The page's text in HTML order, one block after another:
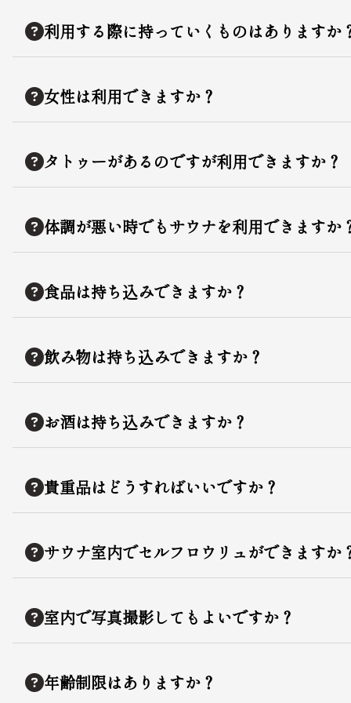
利用する際に持っていくものはありますか
女性は利用できますか？
タトゥーがあるのですが利用できますか？
体調が悪い時でもサウナを利用できますか
食品は持ち込みできますか？
飲み物は持ち込みできますか？
お酒は持ち込みできますか？
貴重品はどうすればいいですか？
サウナ室内でセルフロウリュができますか
室内で写真撮影してもよいですか？
年齢制限はありますか？